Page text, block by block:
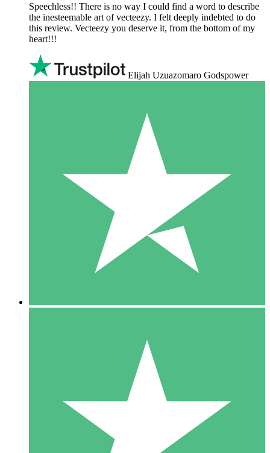
Speechless!! There is no way I could find a word to describe
the inesteemable art of vecteezy. I felt deeply indebted to do
this review. Vecteezy you deserve it, from the bottom of my
heart!!!
Elijah Uzuazomaro Godspower